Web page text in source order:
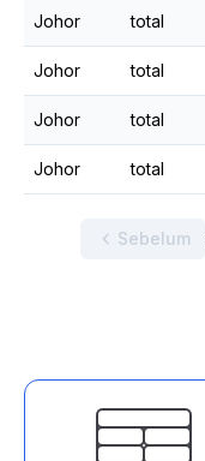
Johor total
Johor total
Johor total
Johor total
Sebelum